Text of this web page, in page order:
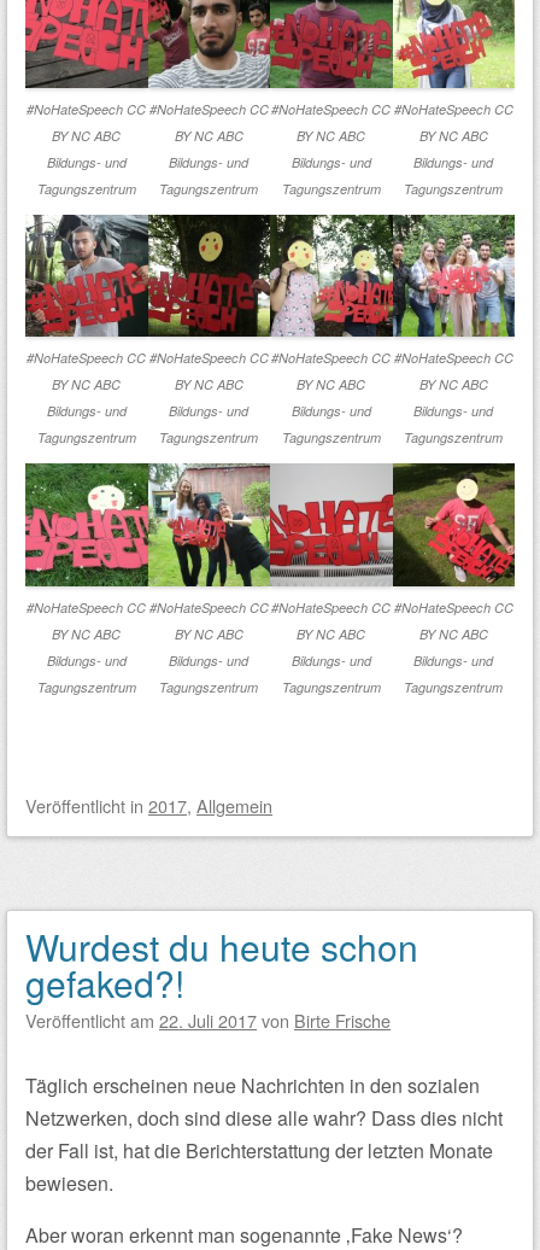
#NoHateSpeech CC
BY NC ABC
Bildungs- und
Tagungszentrum
#NoHateSpeech CC
BY NC ABC
Bildungs- und
Tagungszentrum
#NoHateSpeech CC
BY NC ABC
Bildungs- und
Tagungszentrum
#NoHateSpeech CC
BY NC ABC
Bildungs- und
Tagungszentrum
#NoHateSpeech CC
BY NC ABC
Bildungs- und
Tagungszentrum
#NoHateSpeech CC
BY NC ABC
Bildungs- und
Tagungszentrum
#NoHateSpeech CC
BY NC ABC
Bildungs- und
Tagungszentrum
#NoHateSpeech CC
BY NC ABC
Bildungs- und
Tagungszentrum
#NoHateSpeech CC
BY NC ABC
Bildungs- und
Tagungszentrum
#NoHateSpeech CC
BY NC ABC
Bildungs- und
Tagungszentrum
#NoHateSpeech CC
BY NC ABC
Bildungs- und
Tagungszentrum
#NoHateSpeech CC
BY NC ABC
Bildungs- und
Tagungszentrum
Veröffentlicht in 2017, Allgemein
Wurdest du heute schon
gefaked?!
Veröffentlicht am 22. Juli 2017von Birte Frische
Täglich erscheinen neue Nachrichten in den sozialen
Netzwerken, doch sind diese alle wahr? Dass dies nicht
der Fall ist, hat die Berichterstattung der letzten Monate
bewiesen.
Aber woran erkennt man sogenannte ‚Fake News‘?